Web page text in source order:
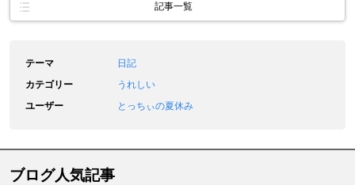
記事一覧
テーマ
日記
カテゴリー
うれしい
ユーザー
とっちぃの夏休み
ブログ人気記事